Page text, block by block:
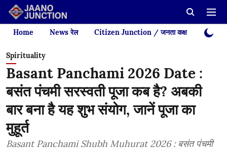
Home News रेल Citizen Junction / जनता कक्ष Videos
Spirituality
Basant Panchami 2026 Date :
बसंत पंचमी सरस्वती पूजा कब है? अबकी
बार बना है यह शुभ संयोग, जानें पूजा का
मुहूर्त
Basant Panchami Shubh Muhurat 2026 : बसंत पंचमी